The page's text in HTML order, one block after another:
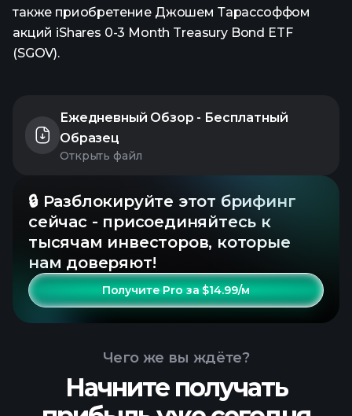
также приобретение Джошем Тарассоффом
акций iShares 0-3 Month Treasury Bond ETF
(SGOV).
Ежедневный Обзор - Бесплатный
Образец
Открыть файл
🔒 Разблокируйте этот брифинг
сейчас - присоединяйтесь к
тысячам инвесторов, которые
нам доверяют!
Получите Pro за $14.99/м
Чего же вы ждёте?
Начните получать